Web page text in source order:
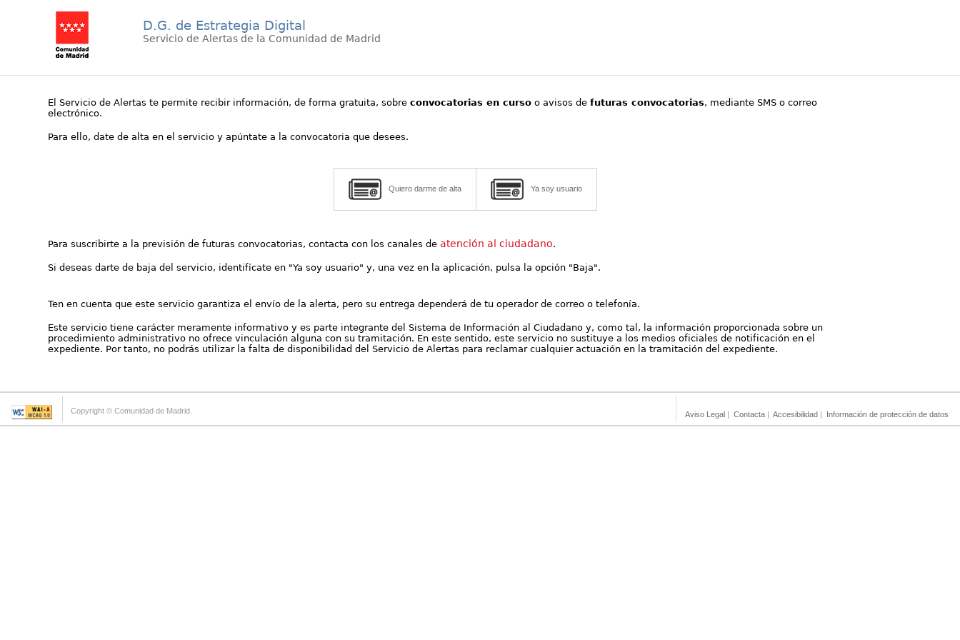
D.G. de Estrategia Digital
Servicio de Alertas de la Comunidad de Madrid
El Servicio de Alertas te permite recibir información, de forma gratuita, sobreconvocatorias en curso o avisos defuturas convocatorias, mediante SMS o correo
electrónico.
Para ello, date de alta en el servicio y apúntate a la convocatoria que desees.
Quiero darme de alta Ya soy usuario
Para suscribirte a la previsión de futuras convocatorias, contacta con los canales deatención al ciudadano.
Si deseas darte de baja del servicio, identifícate en "Ya soy usuario" y, una vez en la aplicación, pulsa la opción "Baja".
Ten en cuenta que este servicio garantiza el envío de la alerta, pero su entrega dependerá de tu operador de correo o telefonía.
Este servicio tiene carácter meramente informativo y es parte integrante del Sistema de Información al Ciudadano y, como tal, la información proporcionada sobre un
procedimiento administrativo no ofrece vinculación alguna con su tramitación. En este sentido, este servicio no sustituye a los medios oficiales de notificación en el
expediente. Por tanto, no podrás utilizar la falta de disponibilidad del Servicio de Alertas para reclamar cualquier actuación en la tramitación del expediente.
Copyright © Comunidad de Madrid. Aviso Legal | Contacta | Accesibilidad | Información de protección de datos